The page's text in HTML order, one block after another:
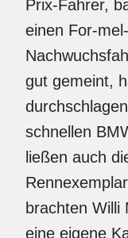
Prix-Fahrer,
einen For-
gut gemeint,
schnellen
ließen auch
brachten Willi
eine eigene